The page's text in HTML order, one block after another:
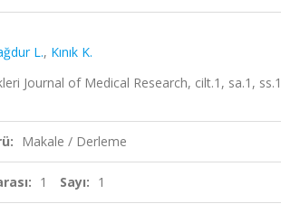
L., Kınık K.
Journal of Medical Research, cilt.1, sa.1,
Makale / Derleme
1 Sayı: 1